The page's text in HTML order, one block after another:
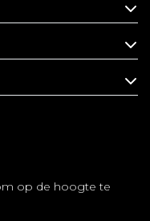
op de hoogte te